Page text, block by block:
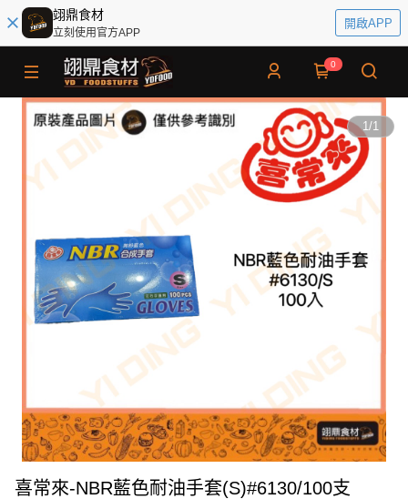
翊鼎食材
立刻使用官方APP
開啟APP
0
1/1
喜常來-NBR藍色耐油手套(S)#6130/100支